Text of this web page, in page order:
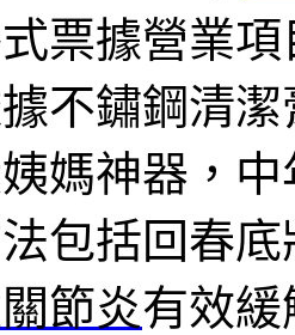
票據營業項
不鏽鋼清
媽神器，
包括回春
節炎有效